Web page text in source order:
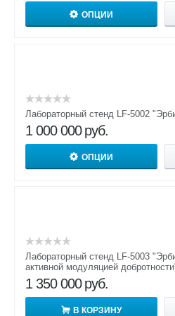
ОПЦИИ
Лабораторный стенд LF-5002
1 000 000 руб.
ОПЦИИ
Лабораторный стенд LF-5003
активной модуляцией
1 350 000 руб.
В КОРЗИНУ